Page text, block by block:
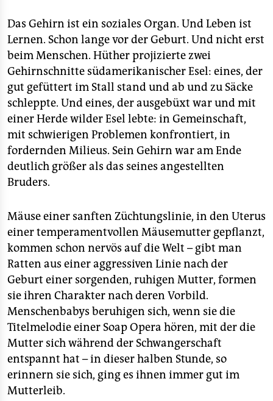
Das Gehirn ist ein soziales Organ. Und Leben ist
Lernen. Schon lange vor der Geburt. Und nicht erst
beim Menschen. Hüther projizierte zwei
Gehirnschnitte südamerikanischer Esel: eines, der
gut gefüttert im Stall stand und ab und zu Säcke
schleppte. Und eines, der ausgebüxt war und mit
einer Herde wilder Esel lebte: in Gemeinschaft,
mit schwierigen Problemen konfrontiert, in
fordernden Milieus. Sein Gehirn war am Ende
deutlich größer als das seines angestellten
Bruders.
Mäuse einer sanften Züchtungslinie, in den Uterus
einer temperamentvollen Mäusemutter gepflanzt,
kommen schon nervös auf die Welt – gibt man
Ratten aus einer aggressiven Linie nach der
Geburt einer sorgenden, ruhigen Mutter, formen
sie ihren Charakter nach deren Vorbild.
Menschenbabys beruhigen sich, wenn sie die
Titelmelodie einer Soap Opera hören, mit der die
Mutter sich während der Schwangerschaft
entspannt hat – in dieser halben Stunde, so
erinnern sie sich, ging es ihnen immer gut im
Mutterleib.